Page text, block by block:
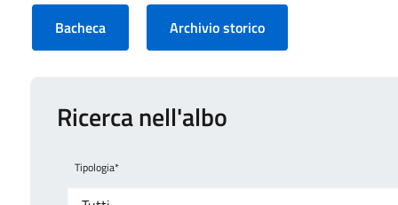
Bacheca Archivio storico
Ricerca nell'albo
Tipologia*